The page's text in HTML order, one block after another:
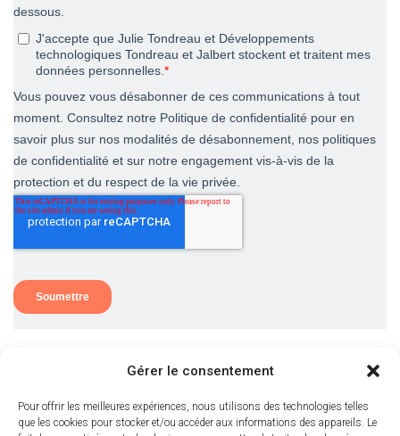
Gérer le consentement
Pour offrir les meilleures expériences, nous utilisons des technologies telles
que les cookies pour stocker et/ou accéder aux informations des appareils. Le